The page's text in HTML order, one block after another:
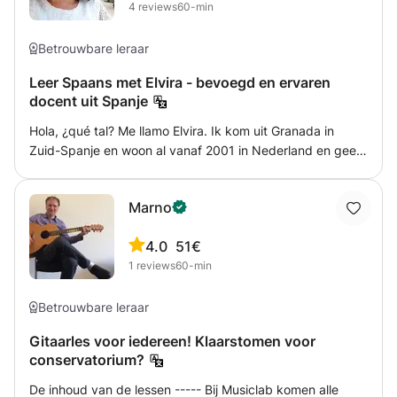
voorbereiden op een mooie vakantie? dan help ik je
4 reviews60-min
Betrouwbare leraar
Leer Spaans met Elvira - bevoegd en ervaren
docent uit Spanje
Hola, ¿qué tal? Me llamo Elvira. Ik kom uit Granada in
Zuid-Spanje en woon al vanaf 2001 in Nederland en geef
prijs later bepaald). Wilt u ook Spaans leren of uw kennis
verbeteren? Neem dan vrijblijvend contact met mij op om
de mogelijkheden te verkennen. Lessen worden uiteraard
altijd aangepast aan uw voorkennis en eventuele
staat bij mij centraal!
Marno
4.0
1 reviews
51€
60-min
Betrouwbare leraar
Gitaarles voor iedereen! Klaarstomen voor
conservatorium?
De inhoud van de lessen ----- Bij Musiclab komen alle